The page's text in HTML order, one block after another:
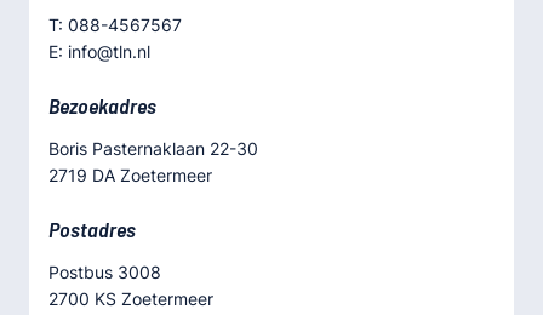
T: 088-4567567
E: info@tln.nl
Bezoekadres
Boris Pasternaklaan 22-30
2719 DA Zoetermeer
Postadres
Postbus 3008
2700 KS Zoetermeer